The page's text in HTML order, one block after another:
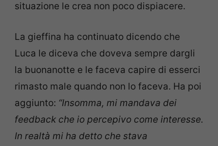
situazione le crea non poco dispiacere.
La gieffina ha continuato dicendo che
Luca le diceva che doveva sempre dargli
la buonanotte e le faceva capire di esserci
rimasto male quando non lo faceva. Ha poi
aggiunto: “Insomma, mi mandava dei
feedback che io percepivo come interesse.
In realtà mi ha detto che stava